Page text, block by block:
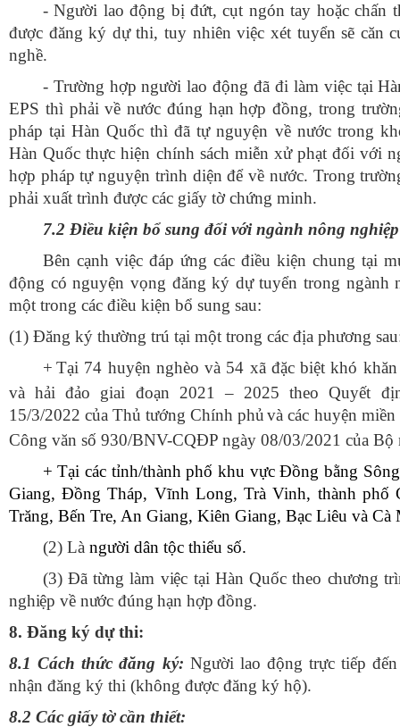
- Người lao động bị đứt, cụt ngón tay hoặc chấn
được đăng ký dự thi, tuy nhiên việc xét tuyển sẽ căn
nghề.
- Trường hợp người lao động đã đi làm việc tại
EPS thì phải về nước đúng hạn hợp đồng, trong
pháp tại Hàn Quốc thì đã tự nguyện về nước trong
Hàn Quốc thực hiện chính sách miễn xử phạt đối với
hợp pháp tự nguyện trình diện để về nước. Trong
phải xuất trình được các giấy tờ chứng minh.
7.2 Điều kiện bổ sung đối với ngành nông nghiệp
Bên cạnh việc đáp ứng các điều kiện chung tại
động có nguyện vọng đăng ký dự tuyển trong ngành
một trong các điều kiện bổ sung sau:
(1) Đăng ký thường trú tại một trong các địa phương
+ Tại 74 huyện nghèo và 54 xã đặc biệt khó
và hải đảo giai đoạn 2021 – 2025 theo Quyết
15/3/2022 của Thủ tướng Chính phủ và các huyện
Công văn số 930/BNV-CQĐP ngày 08/03/2021 của Bộ
+ Tại các tỉnh/thành phố khu vực Đồng bằng
Giang, Đồng Tháp, Vĩnh Long, Trà Vinh, thành phố
Trăng, Bến Tre, An Giang, Kiên Giang, Bạc Liêu và Cà
(2) Là người dân tộc thiểu số.
(3) Đã từng làm việc tại Hàn Quốc theo chương
nghiệp về nước đúng hạn hợp đồng.
8. Đăng ký dự thi:
8.1Cách thức đăng ký: Người lao động trực tiếp
nhận đăng ký thi (không được đăng ký hộ).
8.2 Các giấy tờ cần thiết: